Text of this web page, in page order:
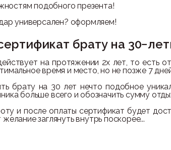
подобного презента!
универсален? оформляем!
брату на
на протяжении 2х лет, то есть
время и место, но не позже 7
брату на 30 лет нечто подобное
больше всего и обозначить сумму
и после оплаты сертификат будет
заглянуть внутрь поскорее...